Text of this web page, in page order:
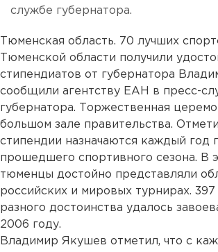
службе губернатора.
Тюменская область. 70 лучших
Тюменской области получили
стипендиатов от губернатора
сообщили агентству ЕАН в пресс-
губернатора. Торжественная
большом зале правительства.
стипендии назначаются каждый год
прошедшего спортивного сезона. В
тюменцы достойно представляли
российских и мировых турнирах.
разного достоинства удалось
2006 году.
Владимир Якушев отметил, что с